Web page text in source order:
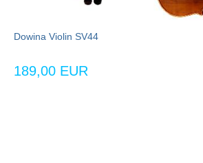
Dowina Violin SV44
189,00 EUR